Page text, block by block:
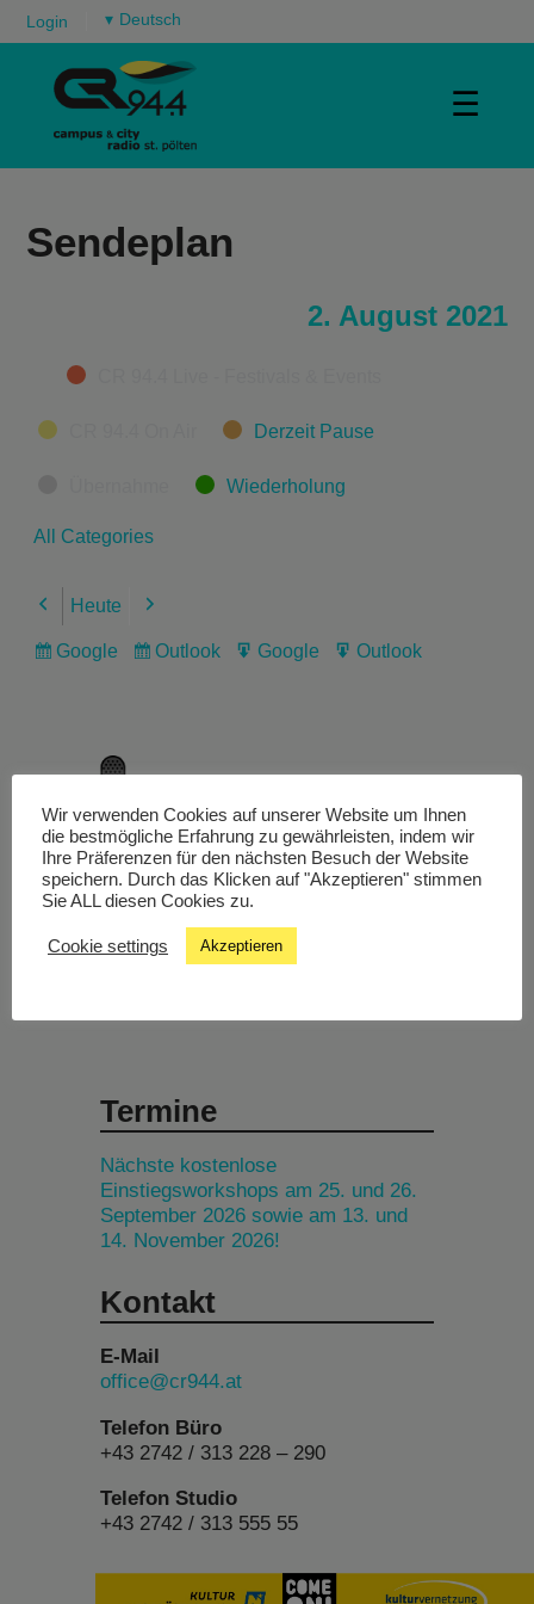
Login ▾
☰
Sendeplan
2. August 2021
Categories
Derzeit Pause
Wiederholung
All Categories
Previous
Heute Next
Subscribe
Google
Subscribe
Outlook
Export
Google
Export
Outlook
Livestream
Studiochat
Termine
Nächste kostenlose
Einstiegsworkshops am 25. und 26.
September 2026 sowie am 13. und
14. November 2026!
Kontakt
E-Mail
office@cr944.at
Telefon Büro
+43 2742 / 313 228 – 290
Telefon Studio
+43 2742 / 313 555 55
Wir verwenden Cookies auf unserer Website um Ihnen
die bestmögliche Erfahrung zu gewährleisten, indem wir
Ihre Präferenzen für den nächsten Besuch der Website
speichern. Durch das Klicken auf "Akzeptieren" stimmen
Sie ALL diesen Cookies zu.
Cookie settings Akzeptieren